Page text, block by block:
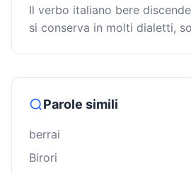
Il verbo italiano bere
si conserva in molti dialetti,
Parole simili
berrai
Birori